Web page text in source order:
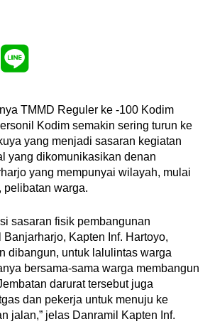
TMMD Reguler ke -100 Kodim
Kodim semakin sering turun ke
yang menjadi sasaran kegiatan
yang dikomunikasikan denan
yang mempunyai wilayah, mulai
pelibatan warga.
sasaran fisik pembangunan
Kapten Inf. Hartoyo,
dibangun, untuk lalulintas warga
bersama-sama warga membangun
darurat tersebut juga
dan pekerja untuk menuju ke
jalan,” jelas Danramil Kapten Inf.